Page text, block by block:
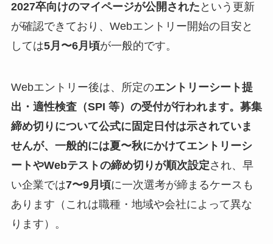
2027卒向けのマイページが公開された という更新
が確認できており、Webエントリー開始の目安と
しては5月〜6月頃が一般的です。
Webエントリー後は、所定のエントリーシート提
出・適性検査（SPI 等）の受付が行われます。募集
締め切りについて公式に固定日付は示されていま
せんが、一般的には夏〜秋にかけてエントリーシ
ートやWebテストの締め切りが順次設定され、早
い企業では7〜9月頃に一次選考が締まるケースも
あります（これは職種・地域や会社によって異な
ります）。